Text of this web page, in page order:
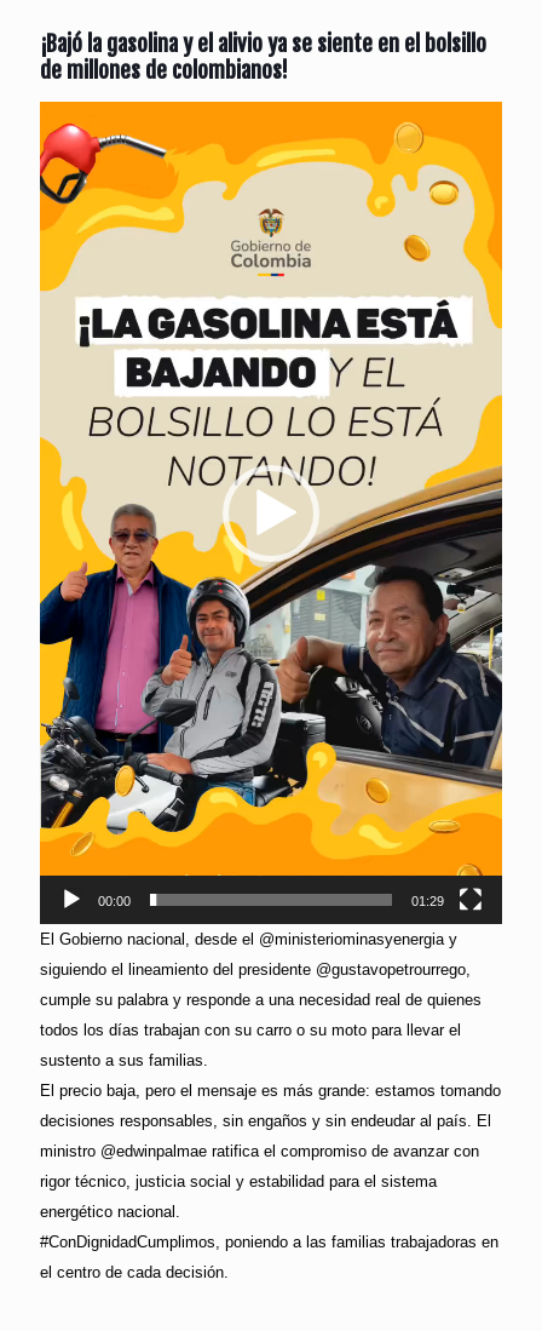
¡Bajó la gasolina y el alivio ya se siente en el bolsillo
de millones de colombianos!
de
vídeo
00:00 01:29
El Gobierno nacional, desde el @ministeriominasyenergia y
siguiendo el lineamiento del presidente @gustavopetrourrego,
cumple su palabra y responde a una necesidad real de quienes
todos los días trabajan con su carro o su moto para llevar el
sustento a sus familias.
El precio baja, pero el mensaje es más grande: estamos tomando
decisiones responsables, sin engaños y sin endeudar al país. El
ministro @edwinpalmae ratifica el compromiso de avanzar con
rigor técnico, justicia social y estabilidad para el sistema
energético nacional.
#ConDignidadCumplimos, poniendo a las familias trabajadoras en
el centro de cada decisión.